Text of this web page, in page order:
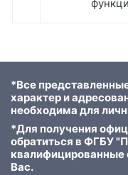
*Все
характер и
необходима для
*Для получения
обратиться в ФГБУ
квалифицированные
Вас.